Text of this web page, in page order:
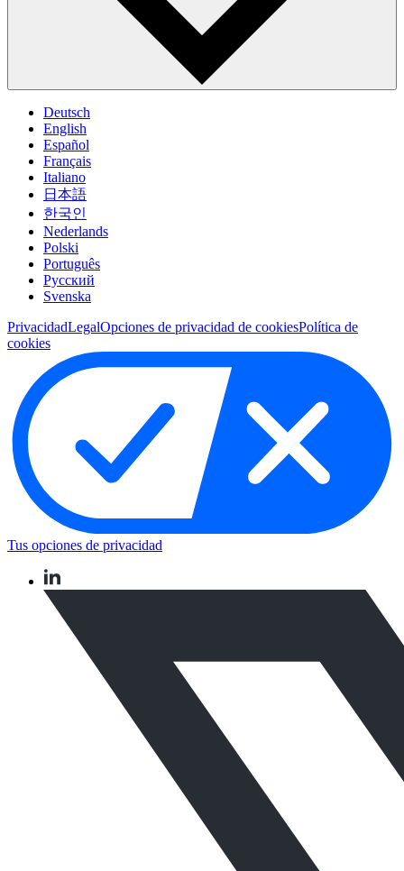
Deutsch
English
Español
Français
Italiano
日本語
한국인
Nederlands
Polski
Português
Pусский
Svenska
PrivacidadLegalOpciones de privacidad de cookiesPolítica de
cookies
Tus opciones de privacidad